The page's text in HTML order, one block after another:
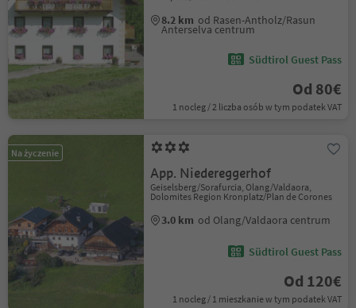
8.2 km od Rasen-Antholz/Rasun
Anterselva centrum
Südtirol Guest Pass
Od 80€
1 nocleg / 2 liczba osób w tym podatek VAT
Na życzenie
App. Niedereggerhof
Geiselsberg/Sorafurcia, Olang/Valdaora,
Dolomites Region Kronplatz/Plan de Corones
3.0 km od Olang/Valdaora centrum
Südtirol Guest Pass
Od 120€
1 nocleg / 1 mieszkanie w tym podatek VAT